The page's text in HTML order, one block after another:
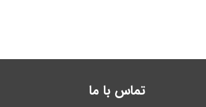
تماس با ما